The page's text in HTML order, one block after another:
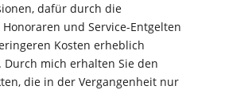
dafür durch die
und Service-Entgelten
Kosten erheblich
Durch mich erhalten Sie den
die in der Vergangenheit nur